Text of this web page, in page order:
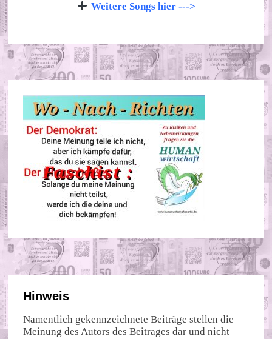
Weitere Songs hier --->
Hinweis
Namentlich gekennzeichnete Beiträge stellen die
Meinung des Autors des Beitrages dar und nicht